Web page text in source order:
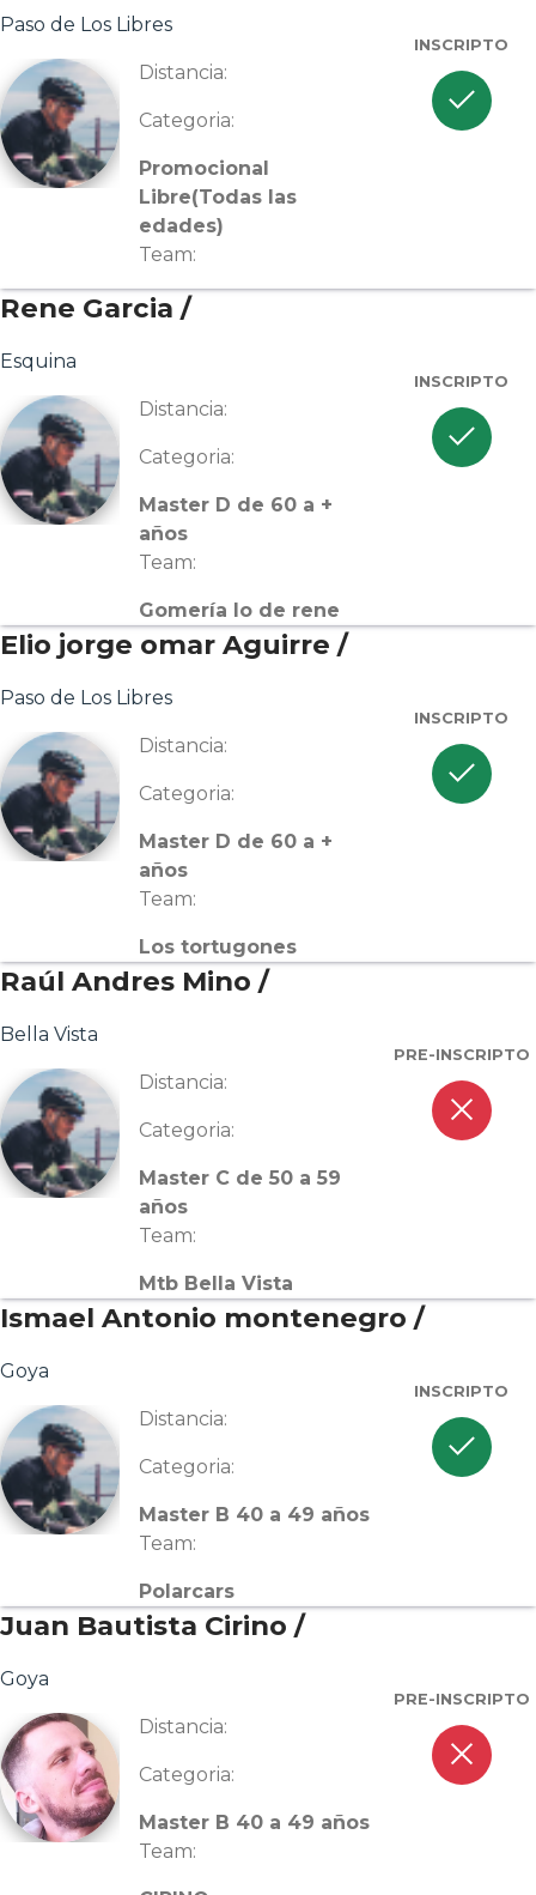
Paso de Los Libres
Distancia:
Categoria:
Promocional
Libre(Todas las
edades)
Team:
INSCRIPTO
check
Rene Garcia /
Esquina
Distancia:
Categoria:
Master D de 60 a +
años
Team:
Gomería lo de rene
INSCRIPTO
check
Elio jorge omar Aguirre /
Paso de Los Libres
Distancia:
Categoria:
Master D de 60 a +
años
Team:
Los tortugones
INSCRIPTO
check
Raúl Andres Mino /
Bella Vista
Distancia:
Categoria:
Master C de 50 a 59
años
Team:
Mtb Bella Vista
PRE-INSCRIPTO
close
Ismael Antonio montenegro /
Goya
Distancia:
Categoria:
Master B 40 a 49 años
Team:
Polarcars
INSCRIPTO
check
Juan Bautista Cirino /
Goya
Distancia:
Categoria:
Master B 40 a 49 años
Team:
PRE-INSCRIPTO
close